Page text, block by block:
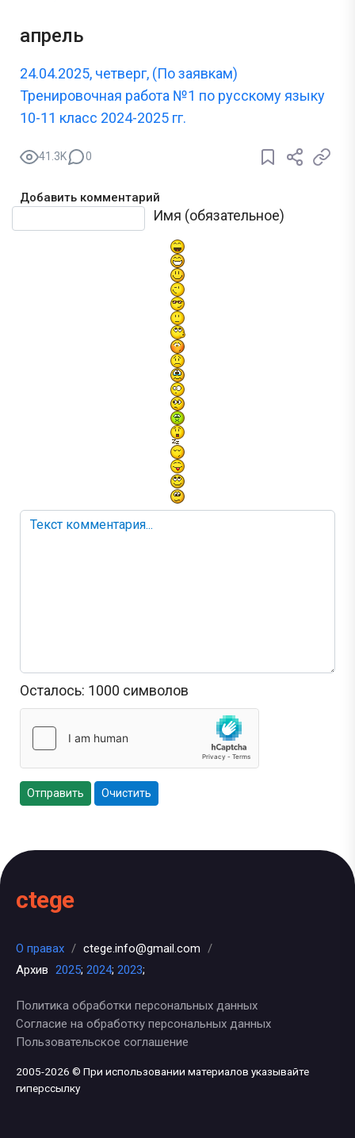
апрель
24.04.2025, четверг, (По заявкам)
Тренировочная работа №1 по русскому языку
10-11 класс 2024-2025 гг.
41.3K 0
Добавить комментарий
Имя (обязательное)
Осталось: 1000 символов
Отправить Очистить
ctege
О правах / ctege.info@gmail.com /
Архив 2025; 2024; 2023;
Политика обработки персональных данных
Согласие на обработку персональных данных
Пользовательское соглашение
2005-2026 © При использовании материалов указывайте
гиперссылку